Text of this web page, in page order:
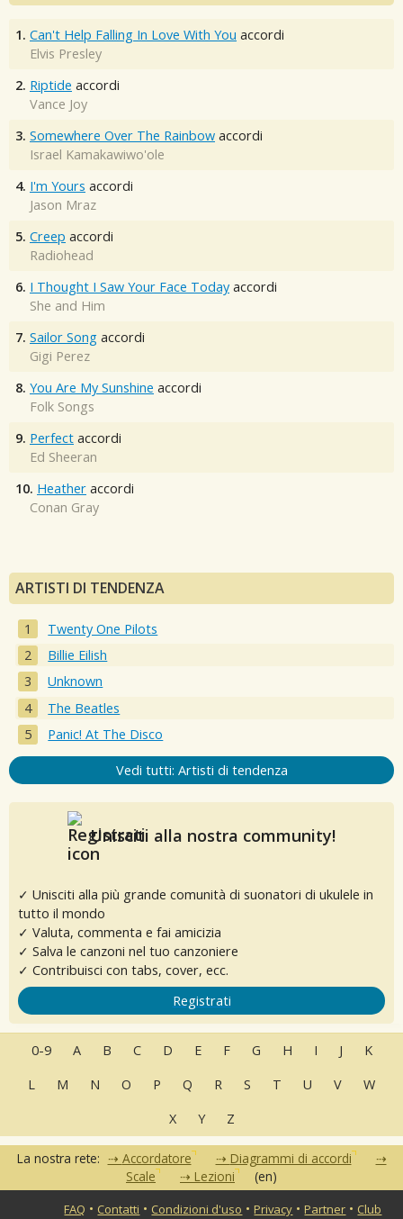
1. Can't Help Falling In Love With You accordi
Elvis Presley
2. Riptide accordi
Vance Joy
3. Somewhere Over The Rainbow accordi
Israel Kamakawiwo'ole
4. I'm Yours accordi
Jason Mraz
5. Creep accordi
Radiohead
6. I Thought I Saw Your Face Today accordi
She and Him
7. Sailor Song accordi
Gigi Perez
8. You Are My Sunshine accordi
Folk Songs
9. Perfect accordi
Ed Sheeran
10. Heather accordi
Conan Gray
ARTISTI DI TENDENZA
Twenty One Pilots
Billie Eilish
Unknown
The Beatles
Panic! At The Disco
Vedi tutti: Artisti di tendenza
Unisciti alla nostra community!
✓ Unisciti alla più grande comunità di suonatori di ukulele in
tutto il mondo
✓ Valuta, commenta e fai amicizia
✓ Salva le canzoni nel tuo canzoniere
✓ Contribuisci con tabs, cover, ecc.
Registrati
0-9 A B C D E F G H I J
K
L
M N O P Q R S T U V
W
X
Y Z
La nostra rete: Accordatore
Diagrammi di accordi
Scale
Lezioni (en)
FAQ • Contatti • Condizioni d'uso •Privacy •Partner • Club